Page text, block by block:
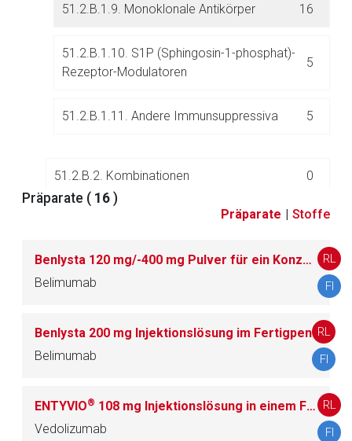
51.2.B.1.9. Monoklonale Antikörper 16
51.2.B.1.10. S1P (Sphingosin-1-phosphat)-
Rezeptor-Modulatoren
5
51.2.B.1.11. Andere Immunsuppressiva 5
51.2.B.2. Kombinationen 0
ganperfusionslösungen
Kariesmittel und andere Dentalpräparate
Präparate ( 16 )
Präparate | Stoffe
Benlysta 120 mg/-400 mg Pulver für ein Konzentrat zur Herstellung einer Infusionslösung
Belimumab
RL
FI
Benlysta 200 mg Injektionslösung im Fertigpen
Belimumab
RL
FI
ENTYVIO® 108 mg Injektionslösung in einem Fertigpen/-in einer Fertigspritze
Vedolizumab
RL
FI
Betreiber verantwortlich. Ebenso gelten dort ggf. andere